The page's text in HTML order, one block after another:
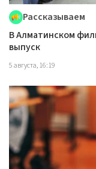
Рассказываем
В Алматинском
выпуск
5 августа, 16:19